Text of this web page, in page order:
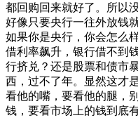
都回购回来就好了。所以
好像只要央行一往外放钱
如果你是央行，你会怎么
借利率飙升，银行借不到
行挤兑？还是股票和债市
西，过不了年。显然这才
看他的嘴，要看他的腿，
钱，要看市场上的钱到底